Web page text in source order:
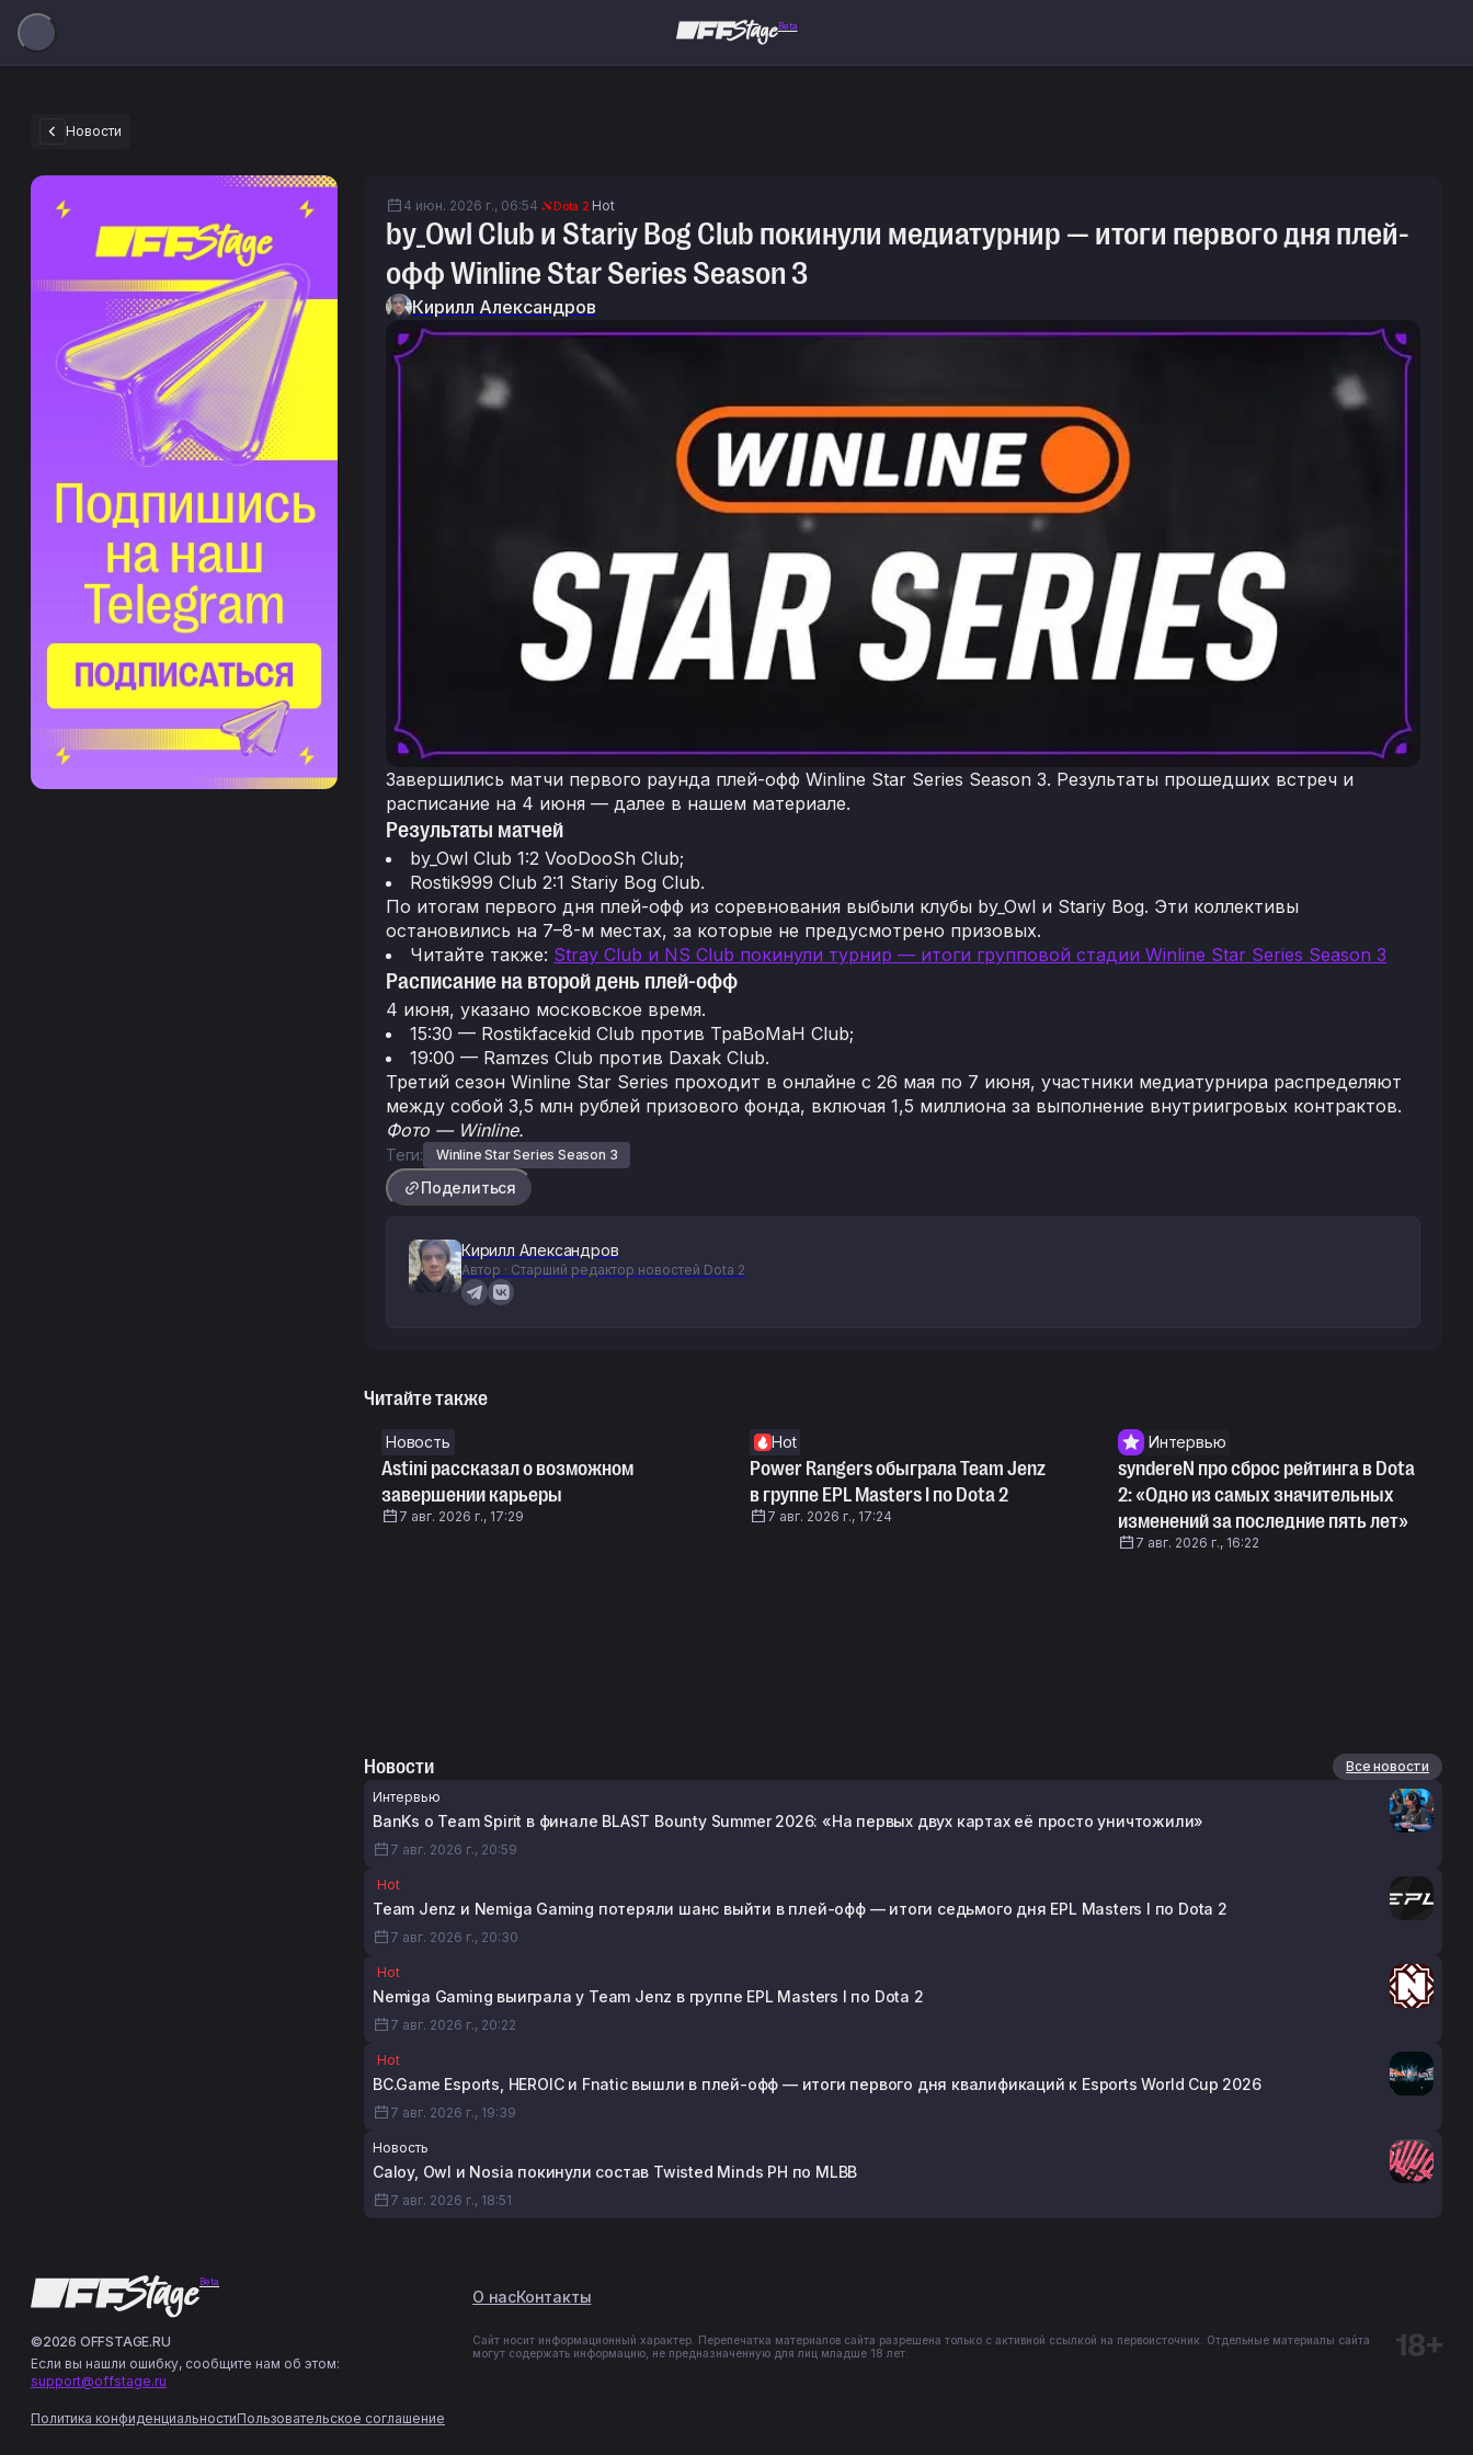
Beta
Новости
4 июн. 2026 г., 06:54 Dota 2 Hot
by_Owl Club и Stariy Bog Club покинули медиатурнир — итоги первого дня плей-
офф Winline Star Series Season 3
Кирилл Александров
Завершились матчи первого раунда плей-офф Winline Star Series Season 3. Результаты прошедших встреч и
расписание на 4 июня — далее в нашем материале.
Результаты матчей
by_Owl Club 1:2 VooDooSh Club;
Rostik999 Club 2:1 Stariy Bog Club.
По итогам первого дня плей-офф из соревнования выбыли клубы by_Owl и Stariy Bog. Эти коллективы
остановились на 7–8-м местах, за которые не предусмотрено призовых.
Читайте также: Stray Club и NS Club покинули турнир — итоги групповой стадии Winline Star Series Season 3
Расписание на второй день плей-офф
4 июня, указано московское время.
15:30 — Rostikfacekid Club против TpaBoMaH Club;
19:00 — Ramzes Club против Daxak Club.
Третий сезон Winline Star Series проходит в онлайне с 26 мая по 7 июня, участники медиатурнира распределяют
между собой 3,5 млн рублей призового фонда, включая 1,5 миллиона за выполнение внутриигровых контрактов.
Фото — Winline.
Теги: Winline Star Series Season 3
Поделиться
Кирилл Александров
Автор · Старший редактор новостей Dota 2
Читайте также
Новость
Astini рассказал о возможном
завершении карьеры
7 авг. 2026 г., 17:29
Hot
Power Rangers обыграла Team Jenz
в группе EPL Masters I по Dota 2
7 авг. 2026 г., 17:24
Интервью
syndereN про сброс рейтинга в Dota
2: «Одно из самых значительных
изменений за последние пять лет»
7 авг. 2026 г., 16:22
Новости
Все новости
Интервью
BanKs о Team Spirit в финале BLAST Bounty Summer 2026: «На первых двух картах её просто уничтожили»
7 авг. 2026 г., 20:59
Hot
Team Jenz и Nemiga Gaming потеряли шанс выйти в плей-офф — итоги седьмого дня EPL Masters I по Dota 2
7 авг. 2026 г., 20:30
Hot
Nemiga Gaming выиграла у Team Jenz в группе EPL Masters I по Dota 2
7 авг. 2026 г., 20:22
Hot
BC.Game Esports, HEROIC и Fnatic вышли в плей-офф — итоги первого дня квалификаций к Esports World Cup 2026
7 авг. 2026 г., 19:39
Новость
Caloy, Owl и Nosia покинули состав Twisted Minds PH по MLBB
7 авг. 2026 г., 18:51
Beta
О насКонтакты
©2026 OFFSTAGE.RU
Если вы нашли ошибку, сообщите нам об этом:
support@offstage.ru
Политика конфиденциальностиПользовательское соглашение
Сайт носит информационный характер. Перепечатка материалов сайта разрешена только с активной ссылкой на первоисточник. Отдельные материалы сайта
могут содержать информацию, не предназначенную для лиц младше 18 лет.